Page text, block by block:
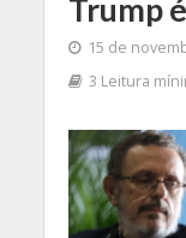
Trump
15 de
3 Leitura